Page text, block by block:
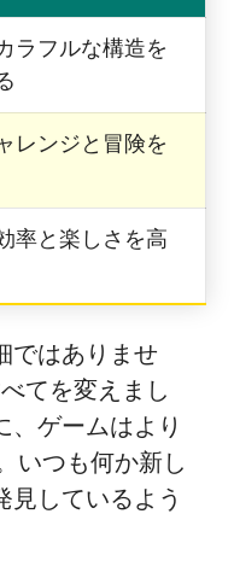
ラフルな構造を
レンジと冒険を
率と楽しさを高
ではありませ
てを変えまし
、ゲームはより
いつも何か新し
見しているよう